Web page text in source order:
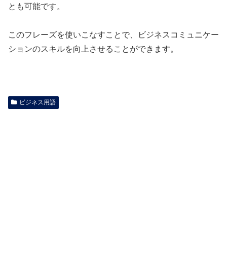
とも可能です。
このフレーズを使いこなすことで、ビジネスコミュニケー
ションのスキルを向上させることができます。
ビジネス用語